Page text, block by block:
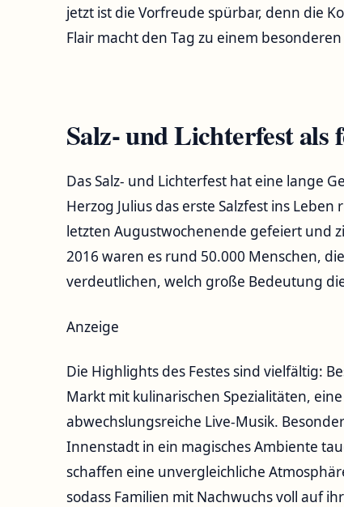
jetzt ist die Vorfreude spürbar, denn die
Flair macht den Tag zu einem
Salz- und Lichterfest als
Das Salz- und Lichterfest hat eine lange
Herzog Julius das erste Salzfest ins
letzten Augustwochenende gefeiert und
2016 waren es rund 50.000 Menschen,
verdeutlichen, welch große Bedeutung
Anzeige
Die Highlights des Festes sind vielfältig:
Markt mit kulinarischen Spezialitäten,
abwechslungsreiche Live-Musik.
Innenstadt in ein magisches Ambiente
schaffen eine unvergleichliche
sodass Familien mit Nachwuchs voll auf